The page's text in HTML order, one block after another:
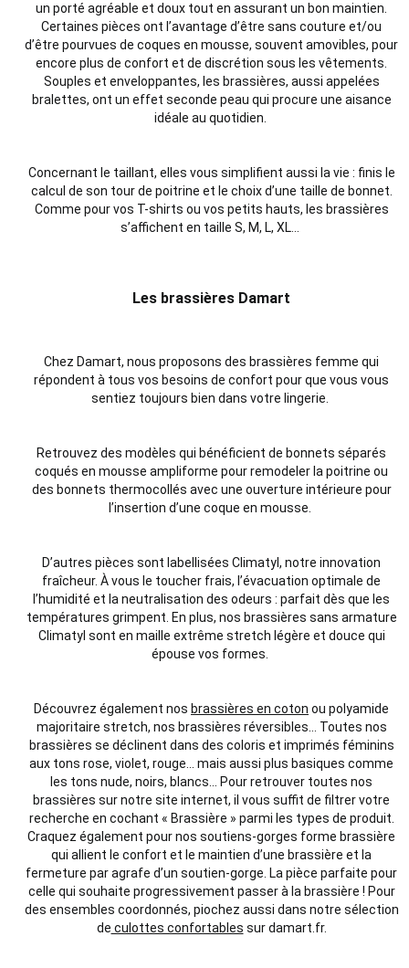
un porté agréable et doux tout en assurant un bon maintien.
Certaines pièces ont l’avantage d’être sans couture et/ou
d’être pourvues de coques en mousse, souvent amovibles, pour
encore plus de confort et de discrétion sous les vêtements.
Souples et enveloppantes, les brassières, aussi appelées
bralettes, ont un effet seconde peau qui procure une aisance
idéale au quotidien.
Concernant le taillant, elles vous simplifient aussi la vie : finis le
calcul de son tour de poitrine et le choix d’une taille de bonnet.
Comme pour vos T-shirts ou vos petits hauts, les brassières
s’affichent en taille S, M, L, XL…
Les brassières Damart
Chez Damart, nous proposons des brassières femme qui
répondent à tous vos besoins de confort pour que vous vous
sentiez toujours bien dans votre lingerie.
Retrouvez des modèles qui bénéficient de bonnets séparés
coqués en mousse ampliforme pour remodeler la poitrine ou
des bonnets thermocollés avec une ouverture intérieure pour
l’insertion d’une coque en mousse.
D’autres pièces sont labellisées Climatyl, notre innovation
fraîcheur. À vous le toucher frais, l’évacuation optimale de
l’humidité et la neutralisation des odeurs : parfait dès que les
températures grimpent. En plus, nos brassières sans armature
Climatyl sont en maille extrême stretch légère et douce qui
épouse vos formes.
Découvrez également nos brassières en coton ou polyamide
majoritaire stretch, nos brassières réversibles… Toutes nos
brassières se déclinent dans des coloris et imprimés féminins
aux tons rose, violet, rouge… mais aussi plus basiques comme
les tons nude, noirs, blancs… Pour retrouver toutes nos
brassières sur notre site internet, il vous suffit de filtrer votre
recherche en cochant « Brassière » parmi les types de produit.
Craquez également pour nos soutiens-gorges forme brassière
qui allient le confort et le maintien d’une brassière et la
fermeture par agrafe d’un soutien-gorge. La pièce parfaite pour
celle qui souhaite progressivement passer à la brassière ! Pour
des ensembles coordonnés, piochez aussi dans notre sélection
de culottes confortables sur damart.fr.